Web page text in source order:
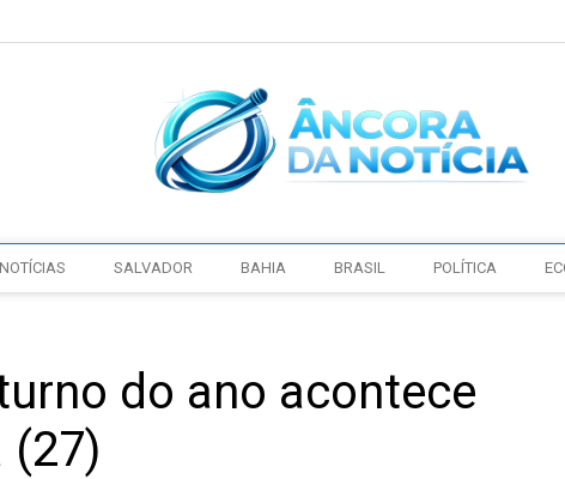
SALVADOR BAHIA BRASIL POLÍTICA
do ano acontece
(27)